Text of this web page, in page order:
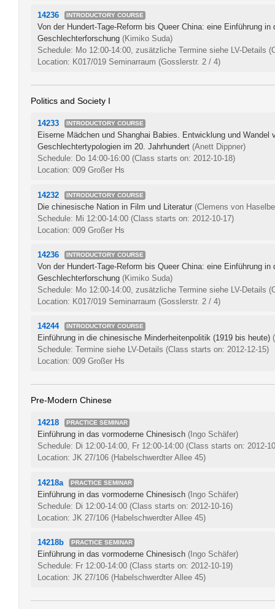
14236 INTRODUCTORY COURSE
Von der Hundert-Tage-Reform bis Queer China: eine Einführung in
Geschlechterforschung (Kimiko Suda)
Schedule: Mo 12:00-14:00, zusätzliche Termine siehe LV-Details
Location: K017/019 Seminarraum (Gosslerstr. 2 / 4)
Politics and Society I
14233 INTRODUCTORY COURSE
Eiserne Mädchen und Shanghai Babies. Entwicklung und Wandel
Geschlechtertypologien im 20. Jahrhundert (Anett Dippner)
Schedule: Do 14:00-16:00 (Class starts on: 2012-10-18)
Location: 009 Großer Hs
14232 INTRODUCTORY COURSE
Die chinesische Nation in Film und Literatur (Clemens von
Schedule: Mi 12:00-14:00 (Class starts on: 2012-10-17)
Location: 009 Großer Hs
14236 INTRODUCTORY COURSE
Von der Hundert-Tage-Reform bis Queer China: eine Einführung in
Geschlechterforschung (Kimiko Suda)
Schedule: Mo 12:00-14:00, zusätzliche Termine siehe LV-Details
Location: K017/019 Seminarraum (Gosslerstr. 2 / 4)
14244 INTRODUCTORY COURSE
Einführung in die chinesische Minderheitenpolitik (1919 bis heute)
Schedule: Termine siehe LV-Details (Class starts on: 2012-12-15)
Location: 009 Großer Hs
Pre-Modern Chinese
14218 PRACTICE SEMINAR
Einführung in das vormoderne Chinesisch (Ingo Schäfer)
Schedule: Di 12:00-14:00, Fr 12:00-14:00 (Class starts on: 2012-
Location: JK 27/106 (Habelschwerdter Allee 45)
14218a PRACTICE SEMINAR
Einführung in das vormoderne Chinesisch (Ingo Schäfer)
Schedule: Di 12:00-14:00 (Class starts on: 2012-10-16)
Location: JK 27/106 (Habelschwerdter Allee 45)
14218b PRACTICE SEMINAR
Einführung in das vormoderne Chinesisch (Ingo Schäfer)
Schedule: Fr 12:00-14:00 (Class starts on: 2012-10-19)
Location: JK 27/106 (Habelschwerdter Allee 45)